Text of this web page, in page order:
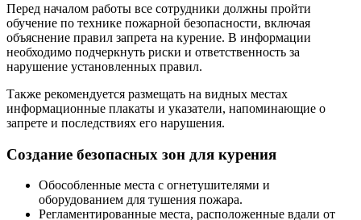
Перед началом работы все сотрудники должны пройти
обучение по технике пожарной безопасности, включая
объяснение правил запрета на курение. В информации
необходимо подчеркнуть риски и ответственность за
нарушение установленных правил.
Также рекомендуется размещать на видных местах
информационные плакаты и указатели, напоминающие о
запрете и последствиях его нарушения.
Создание безопасных зон для курения
Обособленные места с огнетушителями и
оборудованием для тушения пожара.
Регламентированные места, расположенные вдали от